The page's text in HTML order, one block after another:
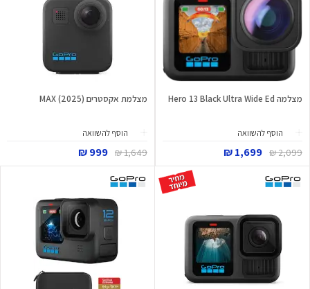
מצלמה Hero 13 Black Ultra Wide Ed
הוסף להשוואה
2,099 ₪
1,699 ₪
מצלמת אקסטרים (2025) MAX
הוסף להשוואה
1,649 ₪
999 ₪